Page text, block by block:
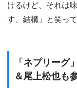
けるけど、それは
す、結構」と笑っ
「ネプリーグ
＆尾上松也も